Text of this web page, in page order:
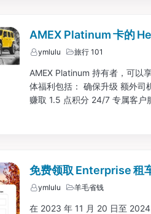
AMEX Platinum 卡的
ymlulu 旅行 101
AMEX Platinum 持有者，可以
体福利包括： 确保升级 额外司
赚取 1.5 点积分 24/7 专属客户
免费领取 Enterprise 租
ymlulu 羊毛省钱
在 2023 年 11 月 20 日至